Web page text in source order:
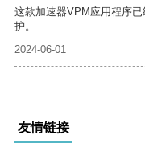
这款加速器VPM应用程序
护。
2024-06-01
友情链接